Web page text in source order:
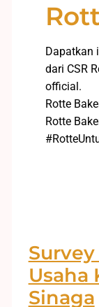
Dapatkan
dari CSR
official.
Rotte
Rotte
Usaha
Sinaga